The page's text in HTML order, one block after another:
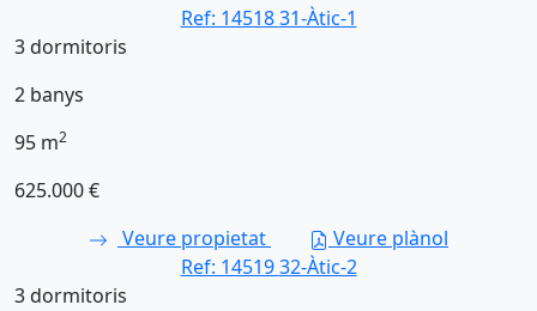
Ref: 1451831-Àtic-1
3dormitoris
2 banys
95 m2
625.000 €
Veure propietat
Veure plànol
Ref: 1451932-Àtic-2
3dormitoris